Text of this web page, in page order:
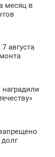
месяц в
августа